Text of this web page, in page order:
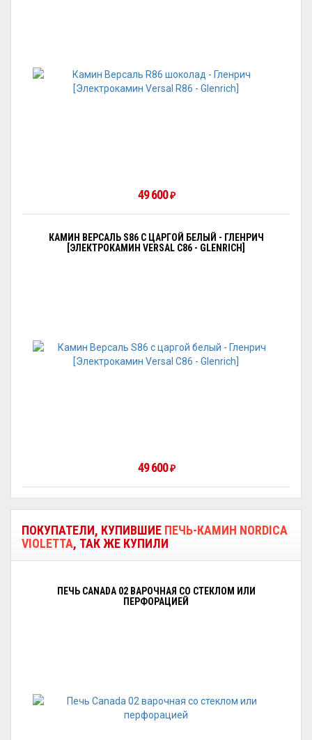
49 600₽
КАМИН ВЕРСАЛЬ S86 С ЦАРГОЙ БЕЛЫЙ - ГЛЕНРИЧ
[ЭЛЕКТРОКАМИН VERSAL С86 - GLENRICH]
49 600₽
ПОКУПАТЕЛИ, КУПИВШИЕ ПЕЧЬ-КАМИН NORDICA
VIOLETTA, ТАК ЖЕ КУПИЛИ
ПЕЧЬ CANADA 02 ВАРОЧНАЯ СО СТЕКЛОМ ИЛИ
ПЕРФОРАЦИЕЙ